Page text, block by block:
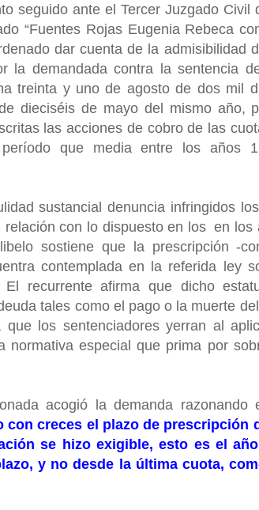
seguido ante el Tercer Juzgado Civil
“Fuentes Rojas Eugenia Rebeca
dar cuenta de la admisibilidad
la demandada contra la sentencia
treinta y uno de agosto de dos mil
dieciséis de mayo del mismo año,
las acciones de cobro de las
período que media entre los años
sustancial denuncia infringidos
con lo dispuesto en los en los
sostiene que la prescripción -
contemplada en la referida ley
recurrente afirma que dicho
tales como el pago o la muerte
los sentenciadores yerran al
normativa especial que prima por
acogió la demanda razonando
con creces el plazo de prescripción
se hizo exigible, esto es el
y no desde la última cuota,